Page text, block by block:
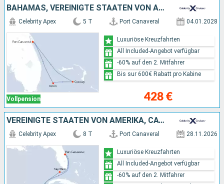
BAHAMAS, VEREINIGTE STAATEN VON AMERIKA
Vollpension
Celebrity Apex 5 T Port Canaveral 04.01.2028
428 €
Luxuriöse Kreuzfahrten
All Included-Angebot verfügbar
-60% auf den 2. Mitfahrer
Bis sur 600€ Rabatt pro Kabine
VEREINIGTE STAATEN VON AMERIKA, CAYMAN ISLANDS, MEXIKO
Celebrity Apex 8 T Port Canaveral 28.11.2026
Luxuriöse Kreuzfahrten
All Included-Angebot verfügbar
-60% auf den 2. Mitfahrer